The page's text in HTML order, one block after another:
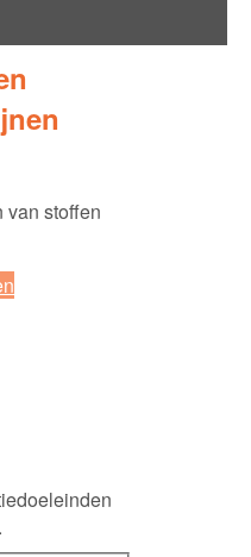
van stoffen